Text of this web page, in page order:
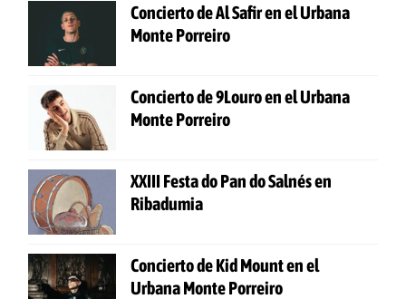
Concierto de Al Safir en el Urbana
Monte Porreiro
Concierto de 9Louro en el Urbana
Monte Porreiro
XXIII Festa do Pan do Salnés en
Ribadumia
Concierto de Kid Mount en el
Urbana Monte Porreiro